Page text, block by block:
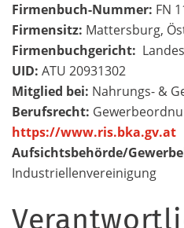
Firmenbuch-Nummer: FN
Firmensitz: Mattersburg,
Firmenbuchgericht:
UID: ATU 20931302
Mitglied bei: Nahrungs- &
Berufsrecht:
https://www.ris.bka.gv.at
Aufsichtsbehörde/
Industriellenvereinigung